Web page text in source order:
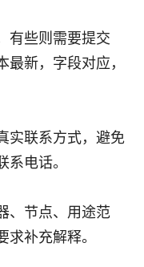
有些则需要提交
新，字段对应，
实联系方式，避免
电话。
、节点、用途范
补充解释。